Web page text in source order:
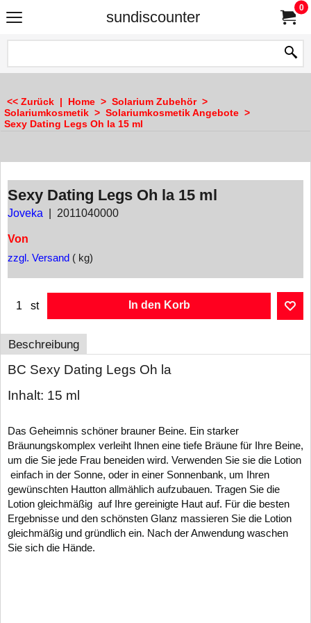
sundiscounter
0
<< Zurück | Home > Solarium Zubehör>
Solariumkosmetik > Solariumkosmetik Angebote >
Sexy Dating Legs Oh la 15 ml
Sexy Dating Legs Oh la 15 ml
Joveka 2011040000
Von
zzgl. Versand kg
st In den Korb
Beschreibung
BC Sexy Dating Legs Oh la
Inhalt: 15 ml
Das Geheimnis schöner brauner Beine. Ein starker
Bräunungskomplex verleiht Ihnen eine tiefe Bräune für Ihre Beine,
um die Sie jede Frau beneiden wird. Verwenden Sie sie die Lotion
einfach in der Sonne, oder in einer Sonnenbank, um Ihren
gewünschten Hautton allmählich aufzubauen. Tragen Sie die
Lotion gleichmäßig auf Ihre gereinigte Haut auf. Für die besten
Ergebnisse und den schönsten Glanz massieren Sie die Lotion
gleichmäßig und gründlich ein. Nach derAnwendung waschen
Sie sich die Hände.